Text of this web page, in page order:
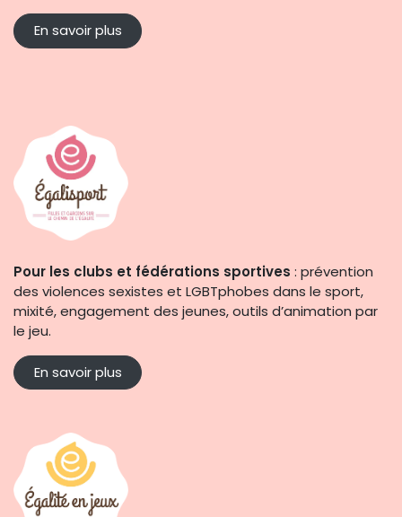
En savoir plus
Pour les clubs et fédérations sportives : prévention
des violences sexistes et LGBTphobes dans le sport,
mixité, engagement des jeunes, outils d’animation par
le jeu.
En savoir plus